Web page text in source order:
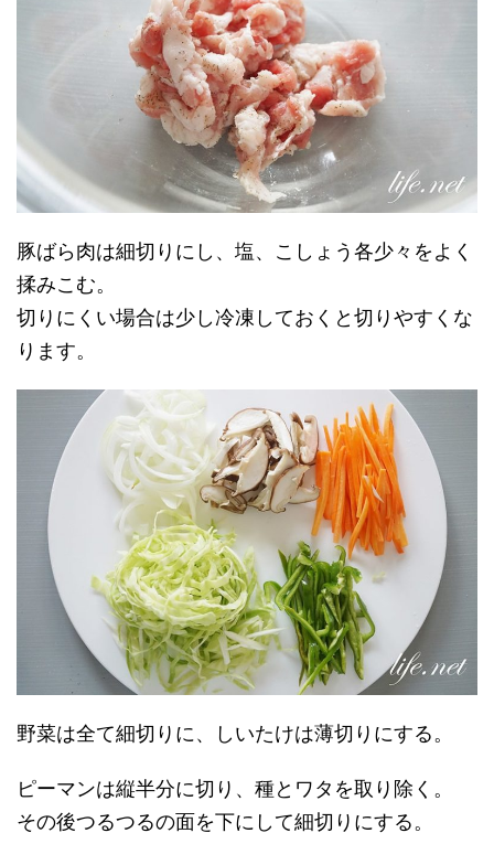
豚ばら肉は細切りにし、塩、こしょう各少々をよく
揉みこむ。
切りにくい場合は少し冷凍しておくと切りやすくな
ります。
野菜は全て細切りに、しいたけは薄切りにする。
ピーマンは縦半分に切り、種とワタを取り除く。
その後つるつるの面を下にして細切りにする。